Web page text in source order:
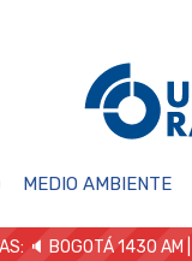
MEDIO AMBIENTE
🔈 BOGOTÁ 1430 AM